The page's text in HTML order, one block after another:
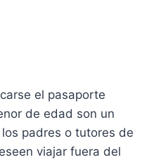
el pasaporte
de edad son un
padres o tutores de
viajar fuera del